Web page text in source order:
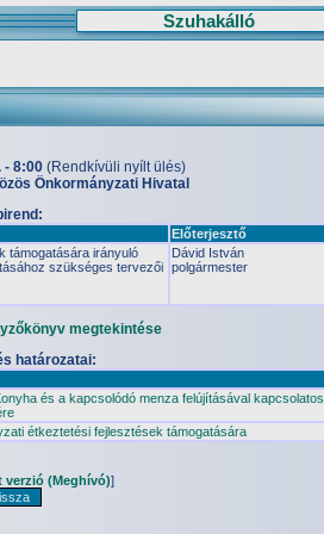
Szuhakálló
- 8:00 (Rendkívüli nyílt ülés)
Önkormányzati Hivatal
Előterjesztő
támogatására irányuló
szükséges tervezői
Dávid István
polgármester
megtekintése
határozatai:
és a kapcsolódó menza felújításával kapcsolatos
étkeztetési fejlesztések támogatására
verzió (Meghívó)]